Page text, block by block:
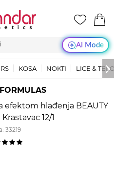
AI Mode
KOSA NOKTI LICE &
efektom hlađenja BEAUTY
12/1
33219